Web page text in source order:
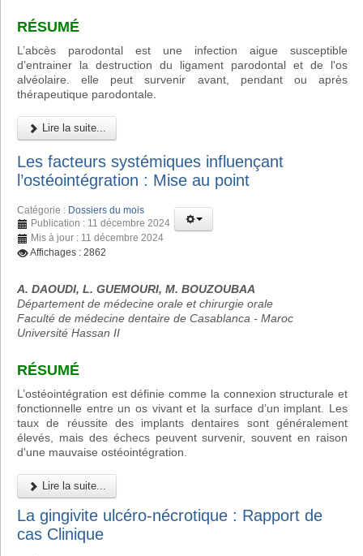
RÉSUMÉ
L’abcès parodontal est une infection aigue susceptible
d’entrainer la destruction du ligament parodontal et de l'os
alvéolaire. elle peut survenir avant, pendant ou après
thérapeutique parodontale.
Lire la suite...
Les facteurs systémiques influençant
l’ostéointégration : Mise au point
Catégorie : Dossiers du mois
Publication : 11 décembre 2024
Mis à jour : 11 décembre 2024
Affichages : 2862
A. DAOUDI, L. GUEMOURI, M. BOUZOUBAA
Département de médecine orale et chirurgie orale
Faculté de médecine dentaire de Casablanca - Maroc
Université Hassan II
RÉSUMÉ
L’ostéointégration est définie comme la connexion structurale et
fonctionnelle entre un os vivant et la surface d’un implant. Les
taux de réussite des implants dentaires sont généralement
élevés, mais des échecs peuvent survenir, souvent en raison
d'une mauvaise ostéointégration.
Lire la suite...
La gingivite ulcéro-nécrotique : Rapport de
cas Clinique